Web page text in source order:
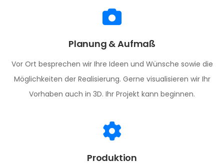
Planung & Aufmaß
Vor Ort besprechen wir Ihre Ideen und Wünsche sowie die
Möglichkeiten der Realisierung. Gerne visualisieren wir Ihr
Vorhaben auch in 3D. Ihr Projekt kann beginnen.
Produktion